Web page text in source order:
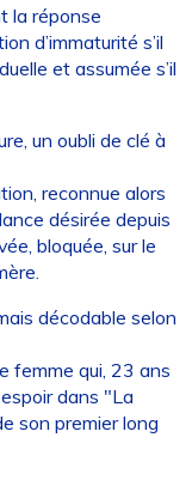
la réponse
d’immaturité s’il
et assumée s’il
un oubli de clé à
reconnue alors
désirée depuis
bloquée, sur le
décodable selon
femme qui, 23 ans
dans "La
son premier long